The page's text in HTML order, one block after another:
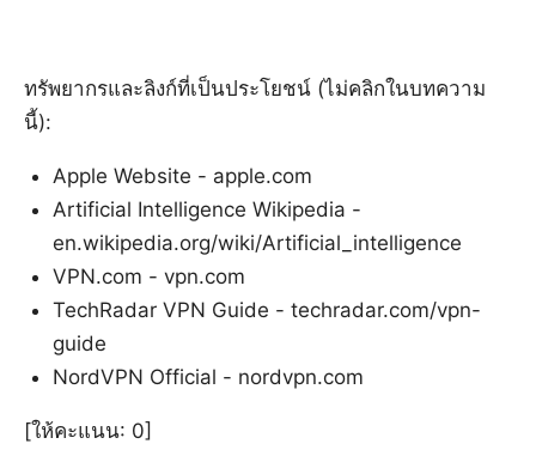
ทรัพยากรและลิงก์ที่เป็นประโยชน์ (ไม่คลิกในบทความ
นี้):
Apple Website - apple.com
Artificial Intelligence Wikipedia -
en.wikipedia.org/wiki/Artificial_intelligence
VPN.com - vpn.com
TechRadar VPN Guide - techradar.com/vpn-
guide
NordVPN Official - nordvpn.com
[ให้คะแนน: 0]